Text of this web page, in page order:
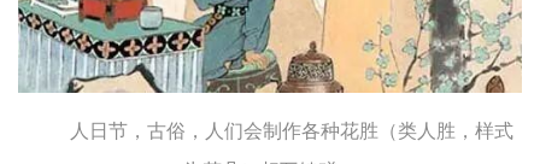
人日节，古俗，人们会制作各种花胜（类人胜，样式